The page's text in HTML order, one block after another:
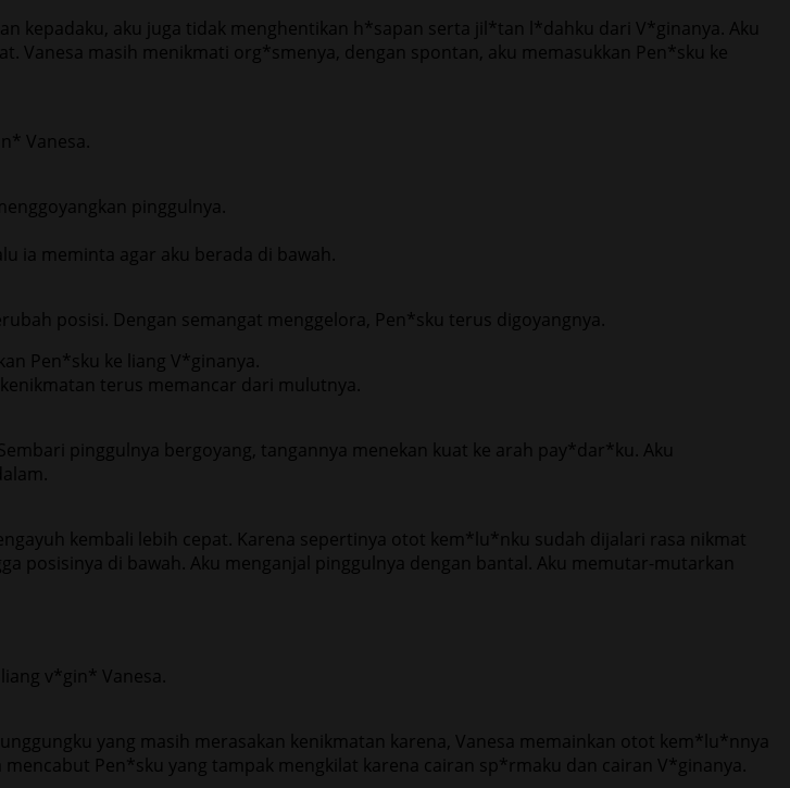
kepadaku, aku juga tidak menghentikan h*sapan serta jil*tan l*dahku dari V*ginanya. Aku
Vanesa masih menikmati org*smenya, dengan spontan, aku memasukkan Pen*sku ke
Vanesa.
pinggulnya.
ia meminta agar aku berada di bawah.
posisi. Dengan semangat menggelora, Pen*sku terus digoyangnya.
Pen*sku ke liang V*ginanya.
terus memancar dari mulutnya.
pinggulnya bergoyang, tangannya menekan kuat ke arah pay*dar*ku. Aku
kembali lebih cepat. Karena sepertinya otot kem*lu*nku sudah dijalari rasa nikmat
posisinya di bawah. Aku menganjal pinggulnya dengan bantal. Aku memutar-mutarkan
v*gin* Vanesa.
yang masih merasakan kenikmatan karena, Vanesa memainkan otot kem*lu*nnya
Pen*sku yang tampak mengkilat karena cairan sp*rmaku dan cairan V*ginanya.